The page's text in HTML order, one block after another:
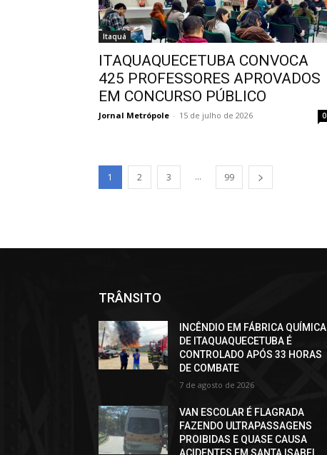
Itaquá
ITAQUAQUECETUBA CONVOCA
425 PROFESSORES APROVADOS
EM CONCURSO PÚBLICO
Jornal Metrópole - 15 de julho de 2026 0
1 2 3 ... 99
TRÂNSITO
INCÊNDIO EM FÁBRICA QUÍMICA
DE ITAQUAQUECETUBA É
CONTROLADO APÓS 33 HORAS
DE COMBATE
7 de agosto de 2026
VAN ESCOLAR É FLAGRADA
FAZENDO ULTRAPASSAGENS
PROIBIDAS E QUASE CAUSA
ACIDENTES EM SANTA ISABEL